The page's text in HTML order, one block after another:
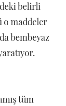
belirli
o maddeler
bembeyaz
tüm